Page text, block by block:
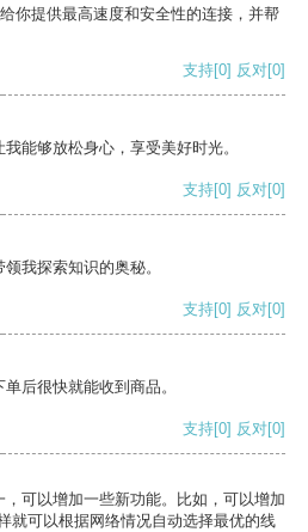
你提供最高速度和安全性的连接，并帮
支持[0] 反对[0]
能够放松身心，享受美好时光。
支持[0] 反对[0]
我探索知识的奥秘。
支持[0] 反对[0]
后很快就能收到商品。
支持[0] 反对[0]
可以增加一些新功能。比如，可以增加
就可以根据网络情况自动选择最优的线